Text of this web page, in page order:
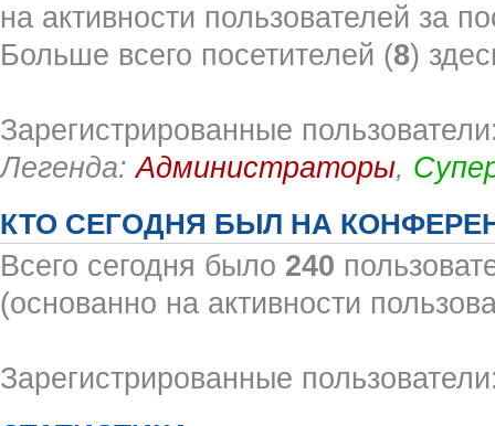
на активности пользователей за
Больше всего посетителей (8)
Зарегистрированные
Легенда:Администраторы,
КТО СЕГОДНЯ БЫЛ НА
Всего сегодня было 240
(основанно на активности
Зарегистрированные